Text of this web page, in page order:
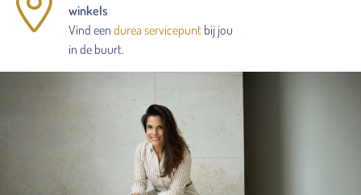
winkels
Vind een durea servicepunt bij jou
in de buurt.